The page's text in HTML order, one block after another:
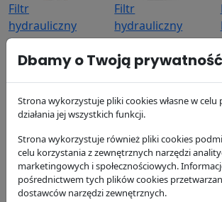
Filtr
hydrauliczny
P164378
Donaldson
Filtr
hydrauliczny
P550577
Donaldson
Filtr
Filtr oleju
Dbamy o Twoją prywatność
Strona wykorzystuje pliki cookies własne w celu
działania jej wszystkich funkcji.
Strona wykorzystuje również pliki cookies
celu korzystania z zewnętrznych narzędzi
marketingowych i społecznościowych.
pośrednictwem tych plików cookies
dostawców narzędzi zewnętrznych.